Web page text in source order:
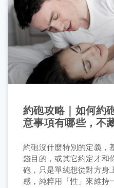
約砲攻略｜如何約
意事項有哪些，不
約砲沒什麼特別的定義，
錢目的，或其它約定才和
砲，只是單純想從對方身
感，純粹用「性」來維持